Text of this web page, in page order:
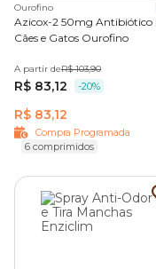
Ourofino
Azicox-2 50mg Antibiótico
Cães e Gatos Ourofino
A partir deR$ 103,90
R$ 83,12 -20%
R$ 83,12
Compra Programada
6 comprimidos